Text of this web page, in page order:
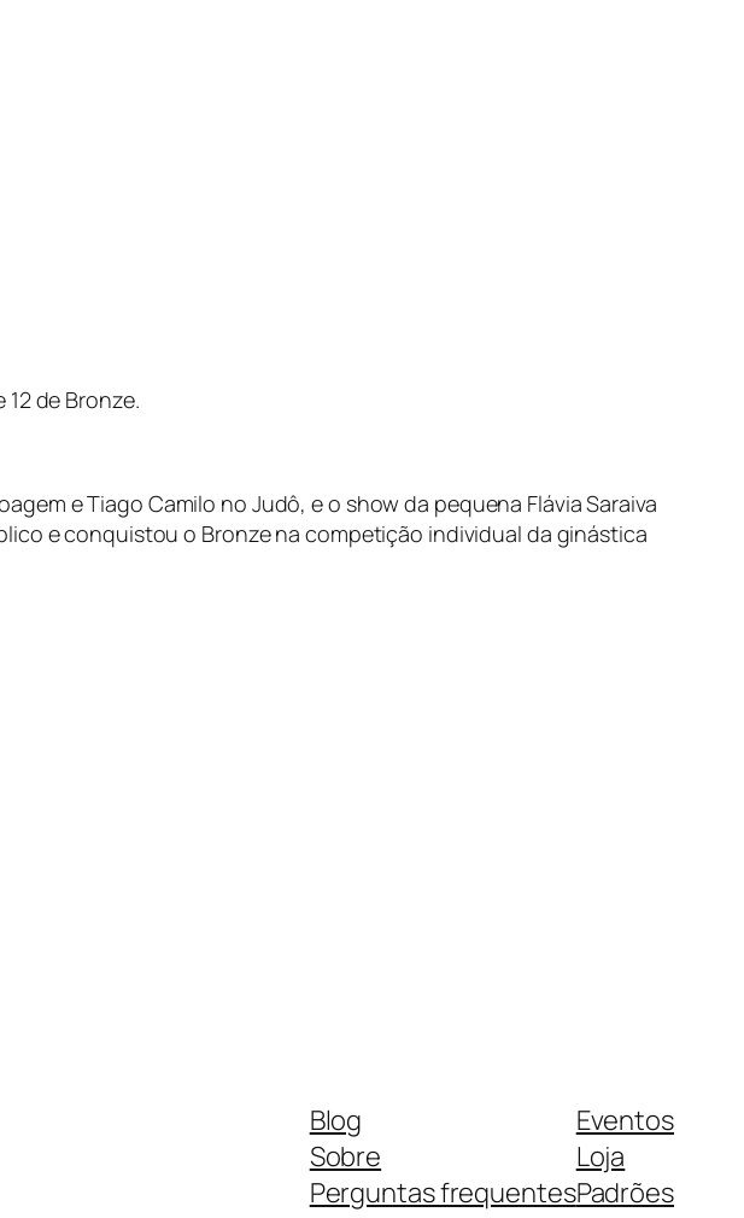
de Bronze.
e Tiago Camilo no Judô, e o show da pequena Flávia Saraiva
e conquistou o Bronze na competição individual da ginástica
Blog
Sobre
Perguntas frequentes
Eventos
Loja
Padrões